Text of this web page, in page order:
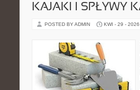
KAJAKI I SPŁYWY
POSTED BY ADMIN KWI - 29 - 2026